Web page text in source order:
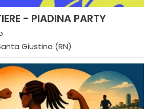
- PIADINA PARTY
Giustina (RN)